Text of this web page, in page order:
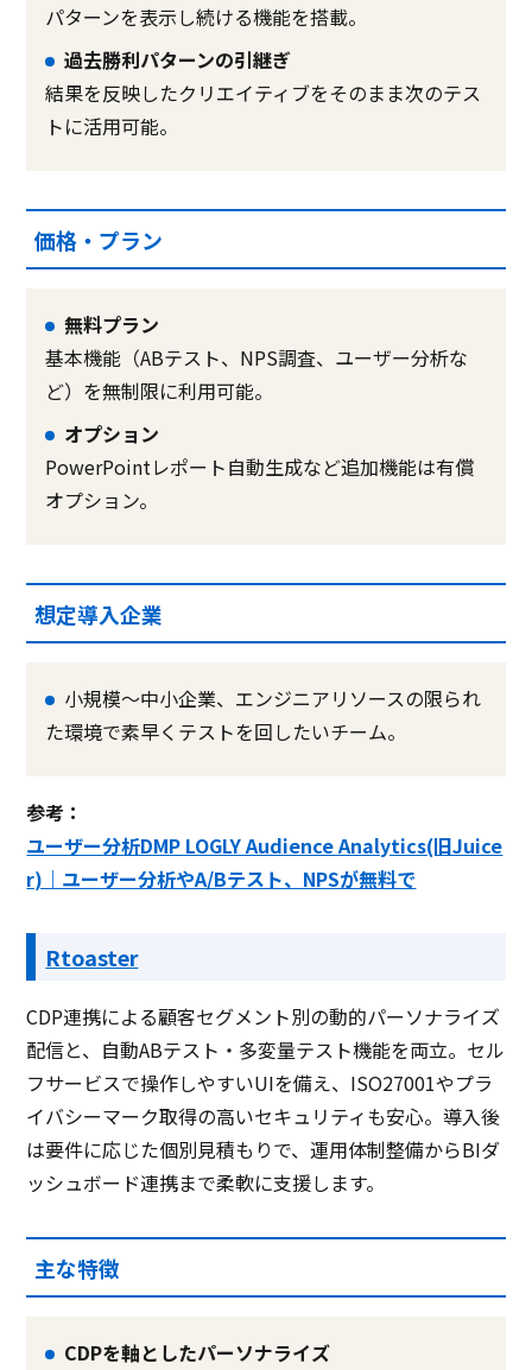
パターンを表示し続ける機能を搭載。
過去勝利パターンの引継ぎ
結果を反映したクリエイティブをそのまま次のテス
トに活用可能。
価格・プラン
無料プラン
基本機能（ABテスト、NPS調査、ユーザー分析な
ど）を無制限に利用可能。
オプション
PowerPointレポート自動生成など追加機能は有償
オプション。
想定導入企業
小規模〜中小企業、エンジニアリソースの限られ
た環境で素早くテストを回したいチーム。
参考：
ユーザー分析DMP LOGLY Audience Analytics(旧Juice
r)｜ユーザー分析やA/Bテスト、NPSが無料で
Rtoaster
CDP連携による顧客セグメント別の動的パーソナライズ
配信と、自動ABテスト・多変量テスト機能を両立。セル
フサービスで操作しやすいUIを備え、ISO27001やプラ
イバシーマーク取得の高いセキュリティも安心。導入後
は要件に応じた個別見積もりで、運用体制整備からBIダ
ッシュボード連携まで柔軟に支援します。
主な特徴
CDPを軸としたパーソナライズ